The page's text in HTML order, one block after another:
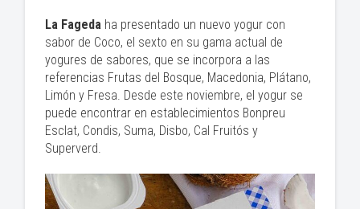
La Fageda ha presentado un nuevo yogur con
sabor de Coco, el sexto en su gama actual de
yogures de sabores, que se incorpora a las
referencias Frutas del Bosque, Macedonia, Plátano,
Limón y Fresa. Desde este noviembre, el yogur se
puede encontrar en establecimientos Bonpreu
Esclat, Condis, Suma, Disbo, Cal Fruitós y
Superverd.